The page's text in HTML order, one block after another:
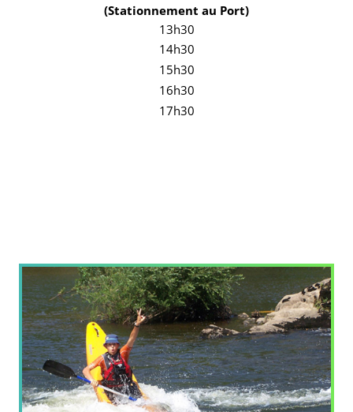
(Stationnement au Port)
13h30
14h30
15h30
16h30
17h30